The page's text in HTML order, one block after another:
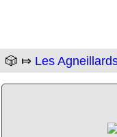
🎲 ⤇ Les